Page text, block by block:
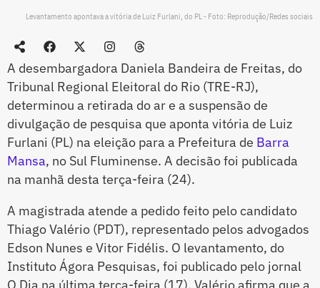
Levantamento apontava a vitória de Luiz Furlani, do PL - Foto: Reprodução/Redes sociais
A desembargadora Daniela Bandeira de Freitas, do
Tribunal Regional Eleitoral do Rio (TRE-RJ),
determinou a retirada do ar e a suspensão de
divulgação de pesquisa que aponta vitória de Luiz
Furlani (PL) na eleição para a Prefeitura de Barra
Mansa, no Sul Fluminense. A decisão foi publicada
na manhã desta terça-feira (24).
A magistrada atende a pedido feito pelo candidato
Thiago Valério (PDT), representado pelos advogados
Edson Nunes e Vitor Fidélis. O levantamento, do
Instituto Ágora Pesquisas, foi publicado pelo jornal
O Dia na última terça-feira (17). Valério afirma que a